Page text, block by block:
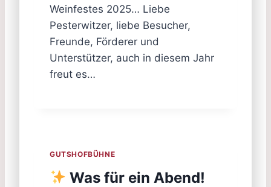
Weinfestes 2025… Liebe
Pesterwitzer, liebe Besucher,
Freunde, Förderer und
Unterstützer, auch in diesem Jahr
freut es…
GUTSHOFBÜHNE
Was für ein Abend!